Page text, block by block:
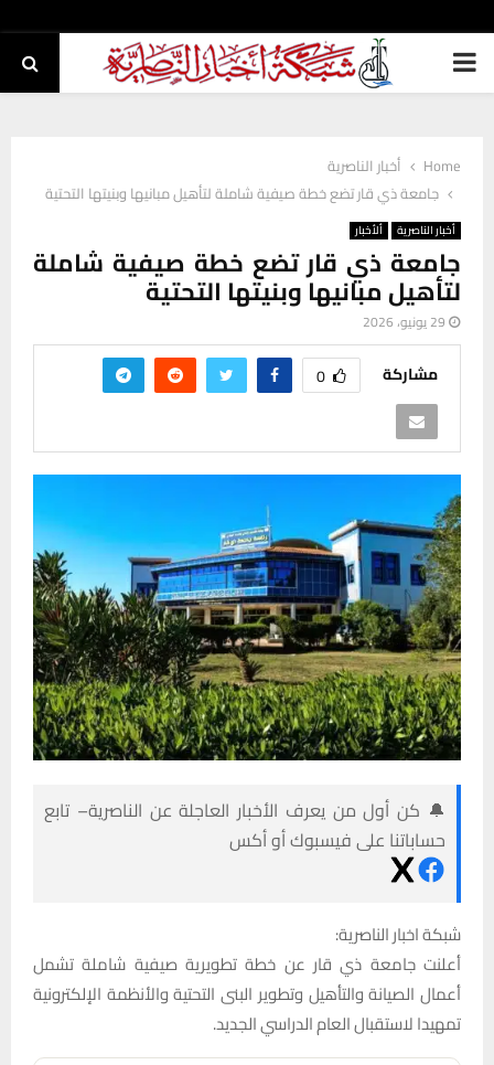
PRIMARY
Home
أخبار الناصرية
جامعة ذي قار تضع خطة صيفية شاملة لتأهيل مبانيها وبنيتها التحتية
أخبار الناصرية ألأخبار
جامعة ذي قار تضع خطة صيفية شاملة
لتأهيل مبانيها وبنيتها التحتية
29 يونيو، 2026
مشاركة 0
🔔 كن أول من يعرف الأخبار العاجلة عن الناصرية– تابع
حساباتنا على فيسبوك أو أكس
شبكة اخبار الناصرية:
أعلنت جامعة ذي قار عن خطة تطويرية صيفية شاملة تشمل
أعمال الصيانة والتأهيل وتطوير البنى التحتية والأنظمة الإلكترونية
تمهيدا لاستقبال العام الدراسي الجديد.